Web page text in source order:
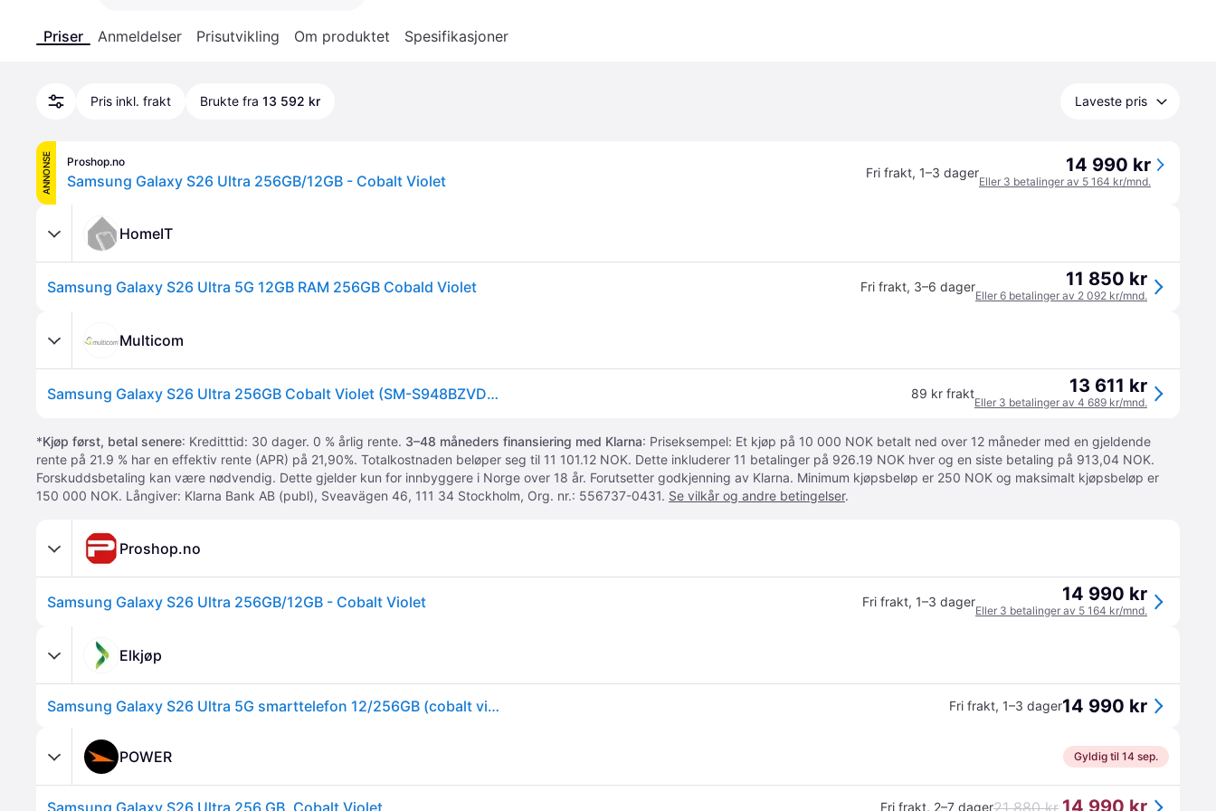
Priser Anmeldelser Prisutvikling Om produktet Spesifikasjoner
Pris inkl. frakt Brukte fra 13 592 kr Laveste pris
ANNONSE Proshop.no
Samsung Galaxy S26 Ultra 256GB/12GB - Cobalt Violet Fri frakt, 1–3 dager 14 990 kr
Eller 3 betalinger av 5 164 kr/mnd.
HomeIT
Samsung Galaxy S26 Ultra 5G 12GB RAM 256GB Cobald Violet Fri frakt, 3–6 dager 11 850 kr
Eller 6 betalinger av 2 092 kr/mnd.
Multicom
Samsung Galaxy S26 Ultra 256GB Cobalt Violet (SM-S948BZVDEUE) 89 kr frakt 13 611 kr
Eller 3 betalinger av 4 689 kr/mnd.
*Kjøp først, betal senere: Kreditttid: 30 dager. 0 % årlig rente. 3–48 måneders finansiering med Klarna: Priseksempel: Et kjøp på 10 000 NOK betalt ned over 12 måneder med en gjeldende
rente på 21.9 % har en effektiv rente (APR) på 21,90%. Totalkostnaden beløper seg til 11 101.12 NOK. Dette inkluderer 11 betalinger på 926.19 NOK hver og en siste betaling på 913,04 NOK.
Forskuddsbetaling kan være nødvendig. Dette gjelder kun for innbyggere i Norge over 18 år. Forutsetter godkjenning av Klarna. Minimum kjøpsbeløp er 250 NOK og maksimalt kjøpsbeløp er
150 000 NOK. Långiver: Klarna Bank AB (publ), Sveavägen 46, 111 34 Stockholm, Org. nr.: 556737-0431. Se vilkår og andre betingelser.
Proshop.no
Samsung Galaxy S26 Ultra 256GB/12GB - Cobalt Violet Fri frakt, 1–3 dager 14 990 kr
Eller 3 betalinger av 5 164 kr/mnd.
Elkjøp
Samsung Galaxy S26 Ultra 5G smarttelefon 12/256GB (cobalt violet) Fri frakt, 1–3 dager14 990 kr
POWER Gyldig til 14 sep.
Samsung Galaxy S26 Ultra 256 GB, Cobalt Violet Fri frakt, 2–7 dager21 880 kr 14 990 kr